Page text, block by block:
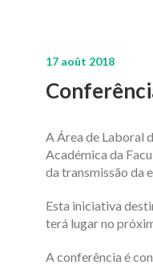
17 août 2018
A Área de Laboral
Académica da
da transmissão da
Esta iniciativa
terá lugar no
A conferência é